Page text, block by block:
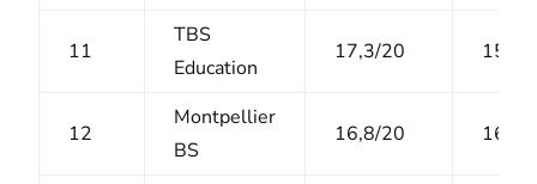
11
TBS
Education
17,3/20 15,2/
12
Montpellier
BS
16,8/20 16,1/